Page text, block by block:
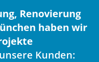
Renovierung
haben wir
Kunden: